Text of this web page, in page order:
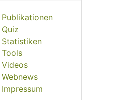
Publikationen
Quiz
Statistiken
Tools
Videos
Webnews
Impressum